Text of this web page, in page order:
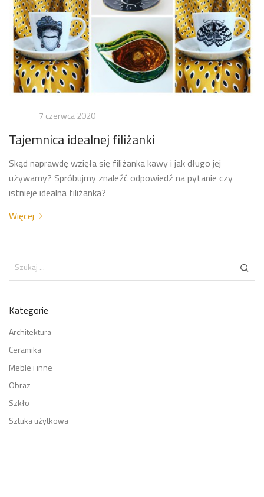
7 czerwca 2020
Tajemnica idealnej filiżanki
Skąd naprawdę wzięła się filiżanka kawy i jak długo jej
używamy? Spróbujmy znaleźć odpowiedź na pytanie czy
istnieje idealna filiżanka?
Więcej
Kategorie
Architektura
Ceramika
Meble i inne
Obraz
Szkło
Sztuka użytkowa